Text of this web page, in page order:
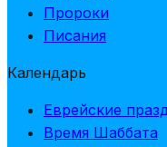
Пророки
Писания
Календарь
Еврейские
Время Шаббата